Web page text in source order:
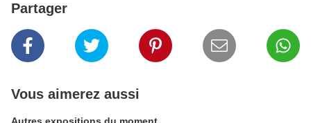
Partager
Vous aimerez aussi